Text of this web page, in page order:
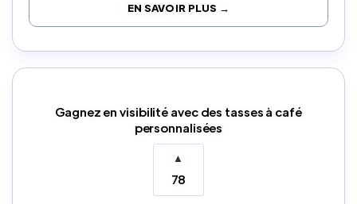
EN SAVOIR PLUS →
Gagnez en visibilité avec des tasses à café
personnalisées
▲
78